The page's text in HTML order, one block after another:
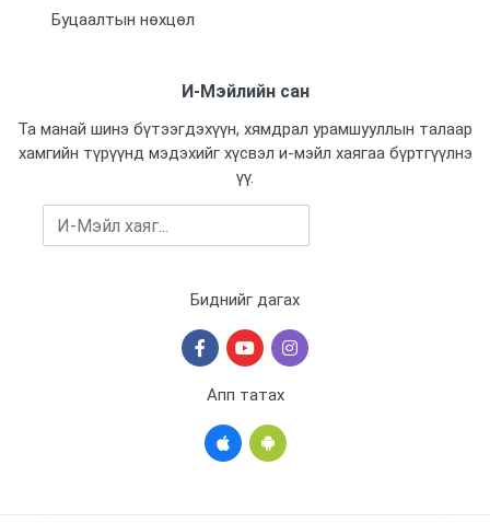
Буцаалтын нөхцөл
И-Мэйлийн сан
Та манай шинэ бүтээгдэхүүн, хямдрал урамшууллын талаар
хамгийн түрүүнд мэдэхийг хүсвэл и-мэйл хаягаа бүртгүүлнэ
үү.
Биднийг дагах
Апп татах